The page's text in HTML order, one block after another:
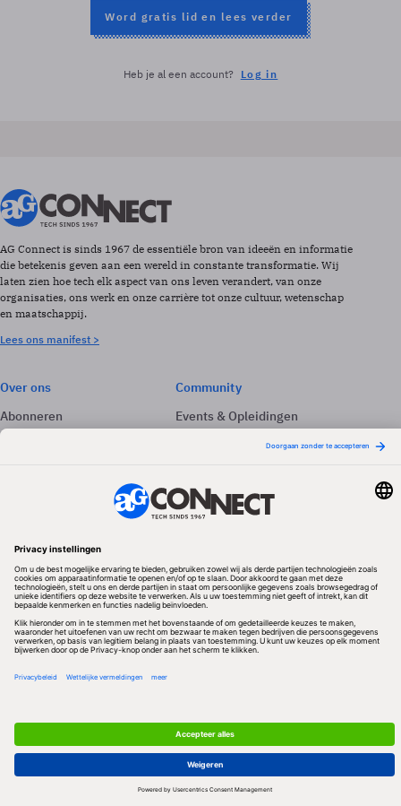
Word gratis lid en lees verder
Heb je al een account? Log in
AG Connect is sinds 1967 de essentiële bron van ideeën en informatie
die betekenis geven aan een wereld in constante transformatie. Wij
laten zien hoe tech elk aspect van ons leven verandert, van onze
organisaties, ons werk en onze carrière tot onze cultuur, wetenschap
en maatschappij.
Lees ons manifest >
Over ons
Abonneren
Adverteren
Community
Events & Opleidingen
Volg ons
Redactionele partner
Algemene Voorwaarden & Copyrights